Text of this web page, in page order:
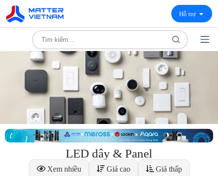
Hỗ trợ
LED dây & Panel
Xem nhiều Giá cao Giá thấp